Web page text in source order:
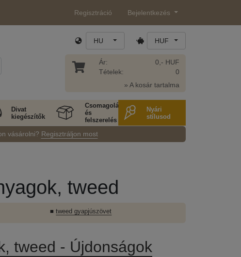
Regisztráció Bejelentkezés
HU HUF
Ár:
Tételek:
0,- HUF
0
» A kosár tartalma
Divat
kiegészítők
Csomagolás
és
felszerelés
Nyári
stílusod
vásárolni? Regisztráljon most
tweed
■tweed gyapjúszövet
tweed - Újdonságok